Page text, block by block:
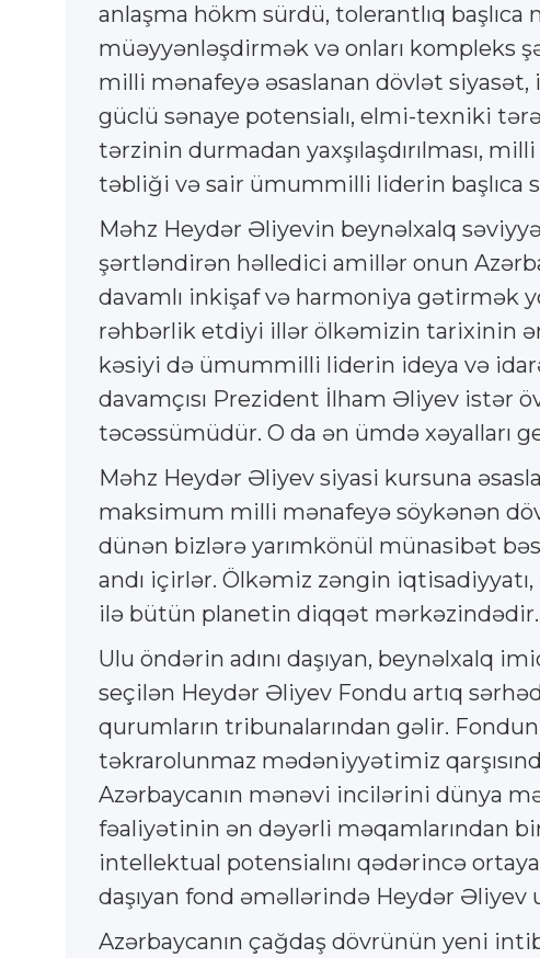
anlaşma hökm sürdü, tolerantlıq
müəyyənləşdirmək və onları kompleks
milli mənafeyə əsaslanan dövlət
güclü sənaye potensialı, elmi-texniki
tərzinin durmadan yaxşılaşdırılması,
təbliği və sair ümummilli liderin başlıca
Məhz Heydər Əliyevin beynəlxalq
şərtləndirən həlledici amillər onun
davamlı inkişaf və harmoniya gətirmək
rəhbərlik etdiyi illər ölkəmizin tarixinin
kəsiyi də ümummilli liderin ideya və
davamçısı Prezident İlham Əliyev istər
təcəssümüdür. O da ən ümdə xəyalları
Məhz Heydər Əliyev siyasi kursuna
maksimum milli mənafeyə söykənən
dünən bizlərə yarımkönül münasibət
andı içirlər. Ölkəmiz zəngin
ilə bütün planetin diqqət mərkəzindədir.
Ulu öndərin adını daşıyan, beynəlxalq
seçilən Heydər Əliyev Fondu artıq
qurumların tribunalarından gəlir.
təkrarolunmaz mədəniyyətimiz
Azərbaycanın mənəvi incilərini dünya
fəaliyətinin ən dəyərli məqamlarından
intellektual potensialını qədərincə ortaya
daşıyan fond əməllərində Heydər Əliyev
Azərbaycanın çağdaş dövrünün yeni